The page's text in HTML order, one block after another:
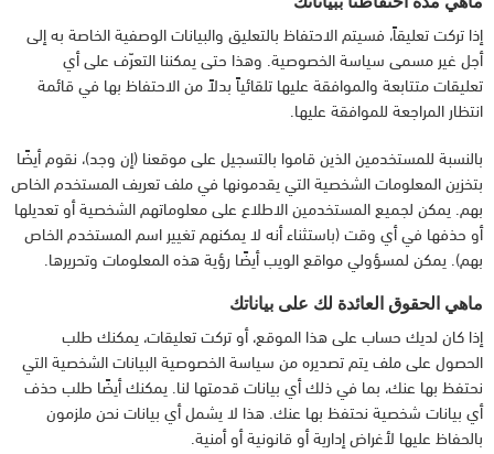
إذا تركت تعليقاً، فسيتم الاحتفاظ بالتعليق والبيانات الوصفية الخاصة به إلى
أجل غير مسمى سياسة الخصوصية. وهذا حتى يمكننا التعرّف على أي
تعليقات متتابعة والموافقة عليها تلقائياً بدلاً من الاحتفاظ بها في قائمة
انتظار المراجعة للموافقة عليها.
بالنسبة للمستخدمين الذين قاموا بالتسجيل على موقعنا (إن وجد)، نقوم أيضًا
بتخزين المعلومات الشخصية التي يقدمونها في ملف تعريف المستخدم الخاص
بهم. يمكن لجميع المستخدمين الاطلاع على معلوماتهم الشخصية أو تعديلها
أو حذفها في أي وقت (باستثناء أنه لا يمكنهم تغيير اسم المستخدم الخاص
بهم). يمكن لمسؤولي مواقع الويب أيضًا رؤية هذه المعلومات وتحريرها.
ماهي الحقوق العائدة لك على بياناتك
إذا كان لديك حساب على هذا الموقع، أو تركت تعليقات، يمكنك طلب
الحصول على ملف يتم تصديره من سياسة الخصوصية البيانات الشخصية التي
نحتفظ بها عنك، بما في ذلك أي بيانات قدمتها لنا. يمكنك أيضًا طلب حذف
أي بيانات شخصية نحتفظ بها عنك. هذا لا يشمل أي بيانات نحن ملزمون
بالحفاظ عليها لأغراض إدارية أو قانونية أو أمنية.